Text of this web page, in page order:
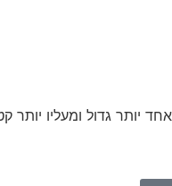
קבלה טבעת עם 2 לבבות. אחד יותר גדול ומעליו יותר